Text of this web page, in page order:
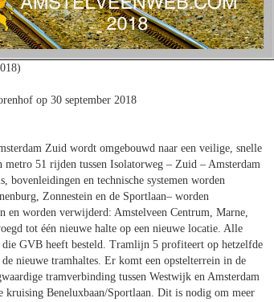
op 30 september 2018
Zuid wordt omgebouwd naar een veilige, snelle
51 rijden tussen Isolatorweg – Zuid – Amsterdam
bovenleidingen en technische systemen worden
Zonnestein en de Sportlaan– worden
worden verwijderd: Amstelveen Centrum, Marne,
tot één nieuwe halte op een nieuwe locatie. Alle
GVB heeft besteld. Tramlijn 5 profiteert op hetzelfde
nieuwe tramhaltes. Er komt een opstelterrein in de
tramverbinding tussen Westwijk en Amsterdam
Beneluxbaan/Sportlaan. Dit is nodig om meer